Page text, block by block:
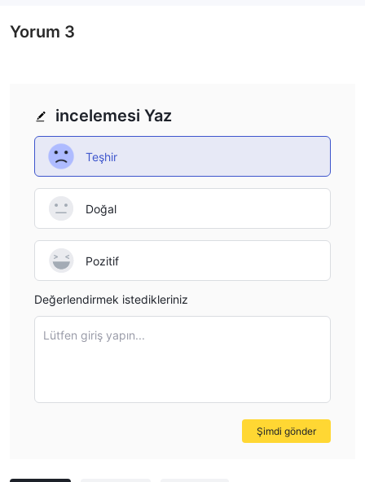
incelemesi Yaz
Teşhir
Doğal
Pozitif
Değerlendirmek istedikleriniz
Lütfen giriş yapın...
Şimdi gönder
Yorum 3